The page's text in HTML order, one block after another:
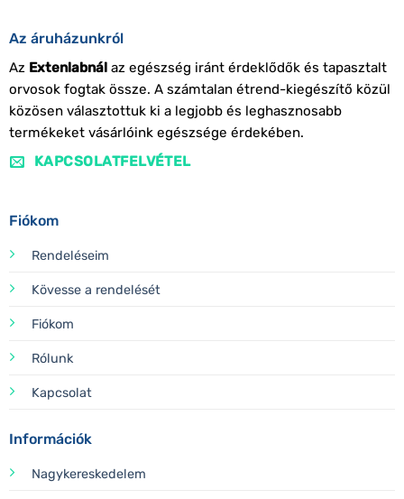
Az áruházunkról
Az Extenlabnálaz egészség iránt érdeklődők és tapasztalt
orvosok fogtak össze. A számtalan étrend-kiegészítő közül
közösen választottuk ki a legjobb és leghasznosabb
termékeket vásárlóink egészsége érdekében.
KAPCSOLATFELVÉTEL
Fiókom
Rendeléseim
Kövesse a rendelését
Fiókom
Rólunk
Kapcsolat
Információk
Nagykereskedelem